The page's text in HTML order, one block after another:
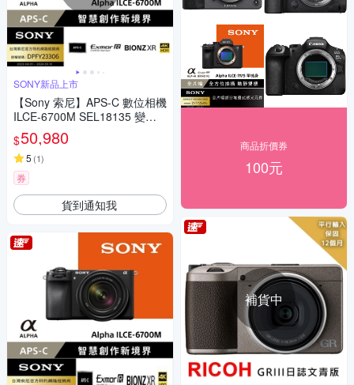
SONY新品上市
【Sony 索尼】APS-C 數位相機
ILCE-6700M SEL18135 變焦
鏡組 (公司貨 保固18+6個月)
$50,980
5 (1)
券
貨到通知我
商品折價券
100元
補貨中